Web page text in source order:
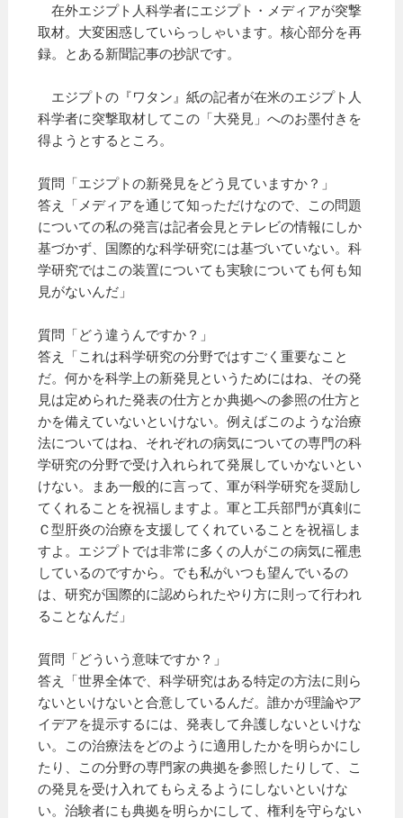
在外エジプト人科学者にエジプト・メディアが突撃
取材。大変困惑していらっしゃいます。核心部分を再
録。とある新聞記事の抄訳です。
エジプトの『ワタン』紙の記者が在米のエジプト人
科学者に突撃取材してこの「大発見」へのお墨付きを
得ようとするところ。
質問「エジプトの新発見をどう見ていますか？」
答え「メディアを通じて知っただけなので、この問題
についての私の発言は記者会見とテレビの情報にしか
基づかず、国際的な科学研究には基づいていない。科
学研究ではこの装置についても実験についても何も知
見がないんだ」
質問「どう違うんですか？」
答え「これは科学研究の分野ではすごく重要なこと
だ。何かを科学上の新発見というためにはね、その発
見は定められた発表の仕方とか典拠への参照の仕方と
かを備えていないといけない。例えばこのような治療
法についてはね、それぞれの病気についての専門の科
学研究の分野で受け入れられて発展していかないとい
けない。まあ一般的に言って、軍が科学研究を奨励し
てくれることを祝福しますよ。軍と工兵部門が真剣に
Ｃ型肝炎の治療を支援してくれていることを祝福しま
すよ。エジプトでは非常に多くの人がこの病気に罹患
しているのですから。でも私がいつも望んでいるの
は、研究が国際的に認められたやり方に則って行われ
ることなんだ」
質問「どういう意味ですか？」
答え「世界全体で、科学研究はある特定の方法に則ら
ないといけないと合意しているんだ。誰かが理論やア
イデアを提示するには、発表して弁護しないといけな
い。この治療法をどのように適用したかを明らかにし
たり、この分野の専門家の典拠を参照したりして、こ
の発見を受け入れてもらえるようにしないといけな
い。治験者にも典拠を明らかにして、権利を守らない